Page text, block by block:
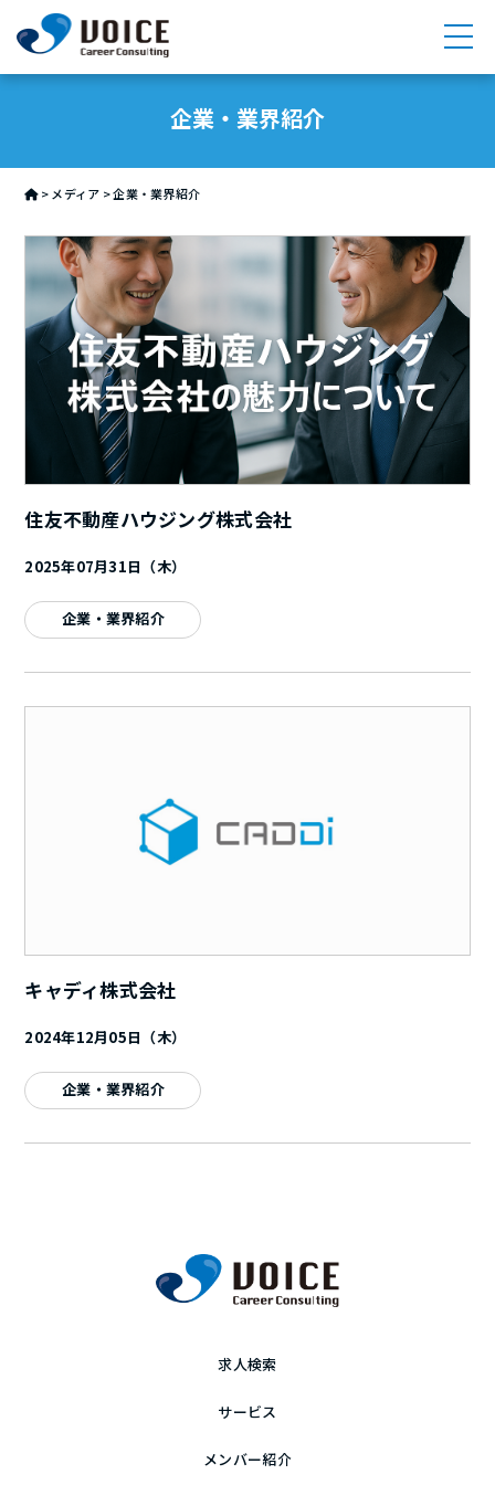
採用情報
会社情報
お問い合わせ
企業・業界紹介
> メディア >企業・業界紹介
住友不動産ハウジング株式会社
2025年07月31日（木）
企業・業界紹介
キャディ株式会社
2024年12月05日（木）
企業・業界紹介
求人検索
サービス
メンバー紹介